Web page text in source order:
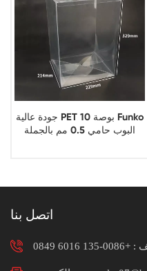
جودة عالية PET 10 بوصة Funko
البوب حامي 0.5 مم بالجملة
اتصل بنا
:
+0086-135 6016 0849